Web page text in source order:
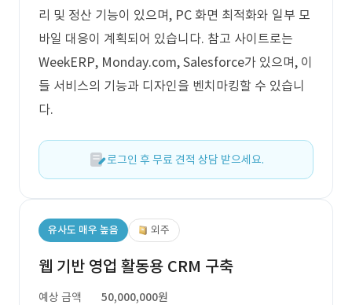
리 및 정산 기능이 있으며, PC 화면 최적화와 일부 모
바일 대응이 계획되어 있습니다. 참고 사이트로는
WeekERP, Monday.com, Salesforce가 있으며, 이
들 서비스의 기능과 디자인을 벤치마킹할 수 있습니
다.
로그인 후 무료 견적 상담 받으세요.
유사도 매우 높음 외주
웹 기반 영업 활동용 CRM 구축
예상 금액
50,000,000원